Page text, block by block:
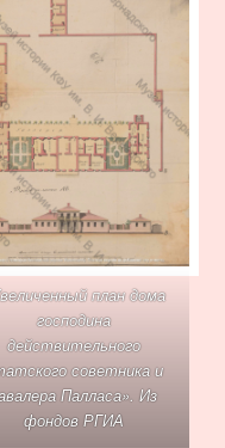
план дома
господина
действительного
советника и
Палласа». Из
фондов РГИА